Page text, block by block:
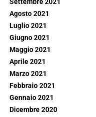
Settembre 2021
Agosto 2021
Luglio 2021
Giugno 2021
Maggio 2021
Aprile 2021
Marzo 2021
Febbraio 2021
Gennaio 2021
Dicembre 2020